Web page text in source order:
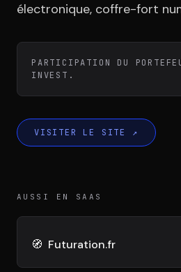
Témoignages
Contact
LE GROUPE
électronique, coffre-fort
PARTICIPATION DU
INVEST.
VISITER LE SITE ↗
AUSSI EN SAAS
🧭 Futuration.fr